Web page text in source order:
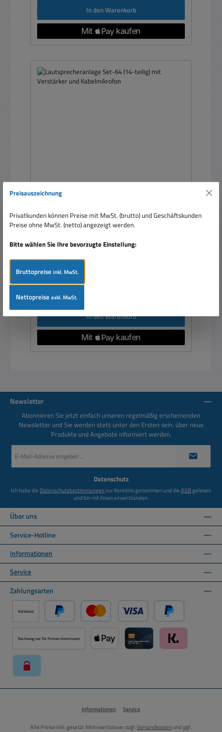
In den Warenkorb
Lautsprecheranlage Set-64 (14-teilig) mit
Preise inkl. MwSt. zzgl. Versandkosten
In den Warenkorb
Newsletter
Abonnieren Sie jetzt einfach unseren regelmäßig erscheinenden
Newsletter und Sie werden stets unter den Ersten sein, über neue
Produkte und Angebote informiert werden.
Mail-
Datenschutz
Ich habe die Datenschutzbestimmungenzur Kenntnis genommen und dieAGBgelesen
und bin mit ihnen einverstanden.
Über uns
Service-Hotline
Informationen
Service
Zahlungsarten
Vorkasse
PayPal Kredit- oder Debitkarte über PayPal
Später Bezahlen
Rechnung nur für Firmen Kommunen
Informationen Service
Alle Preise inkl. gesetzl. Mehrwertsteuer zzgl.Versandkosten und ggf.
Preisauszeichnung
Privatkunden können Preise mit MwSt. (brutto) und Geschäftskunden
Preise ohne MwSt. (netto) angezeigt werden.
Bitte wählen Sie Ihre bevorzugte Einstellung:
Bruttopreiseinkl. MwSt.
Nettopreiseexkl. MwSt.